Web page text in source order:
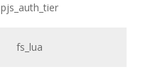
pjs_auth_tier
fs_lua